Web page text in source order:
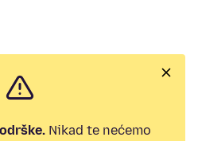
Nikad te nećemo